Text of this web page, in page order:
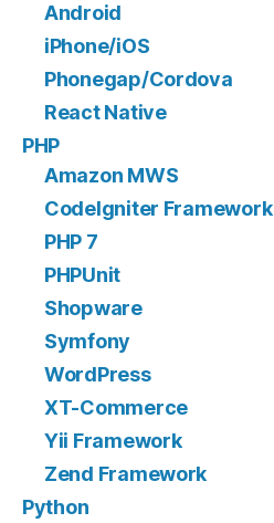
Android
iPhone/iOS
Phonegap/Cordova
React Native
PHP
Amazon MWS
CodeIgniter Framework
PHP 7
PHPUnit
Shopware
Symfony
WordPress
XT-Commerce
Yii Framework
Zend Framework
Python